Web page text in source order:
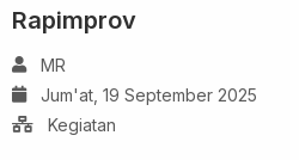
Rapimprov
MR
Jum'at, 19 September 2025
Kegiatan